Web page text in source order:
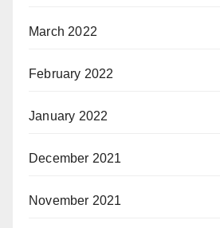
March 2022
February 2022
January 2022
December 2021
November 2021